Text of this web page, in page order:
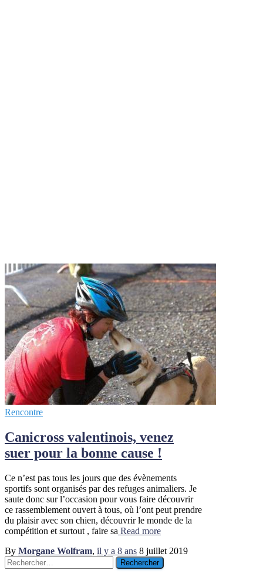
Rencontre
Canicross valentinois, venez
suer pour la bonne cause !
Ce n’est pas tous les jours que des évènements
sportifs sont organisés par des refuges animaliers. Je
saute donc sur l’occasion pour vous faire découvrir
ce rassemblement ouvert à tous, où l’ont peut prendre
du plaisir avec son chien, découvrir le monde de la
compétition et surtout , faire sa Read more
By Morgane Wolfram, il y a 8 ans 8 juillet 2019
Rechercher :